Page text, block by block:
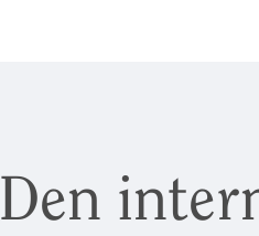
Den